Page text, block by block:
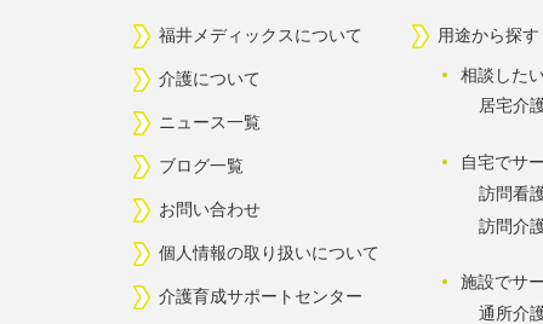
福井メディックスについて
介護について
ニュース一覧
ブログ一覧
お問い合わせ
個人情報の取り扱いについて
介護育成サポートセンター
用途から探す
相談した
居宅介
自宅でサ
訪問看
訪問介
施設でサ
通所介